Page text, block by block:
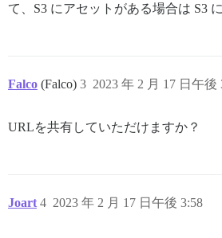
て、S3 にアセットがある場合は S3
Falco (Falco) 2023 年 2 月 17 日午後
3
URLを共有していただけますか？
Joart 2023 年 2 月 17 日午後 3:58
4